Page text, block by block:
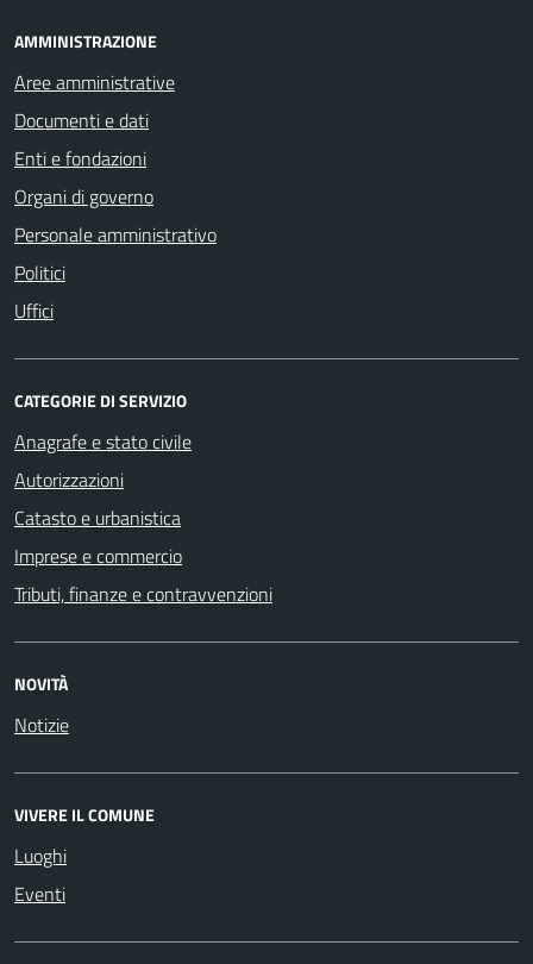
AMMINISTRAZIONE
Aree amministrative
Documenti e dati
Enti e fondazioni
Organi di governo
Personale amministrativo
Politici
Uffici
CATEGORIE DI SERVIZIO
Anagrafe e stato civile
Autorizzazioni
Catasto e urbanistica
Imprese e commercio
Tributi, finanze e contravvenzioni
NOVITÀ
Notizie
VIVERE IL COMUNE
Luoghi
Eventi